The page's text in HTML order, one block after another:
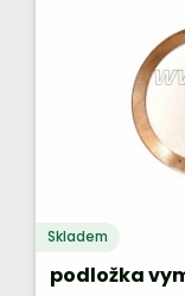
Skladem
podložka